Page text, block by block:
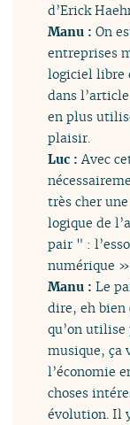
d’Erick
Manu :On
entreprises
logiciel libre
dans
en plus
plaisir.
Luc :Avec
très cher
logique de
pair " :
numérique
Manu :Le
dire, eh bien
qu’on
musique, ça
l’économie
choses
évolution. Il